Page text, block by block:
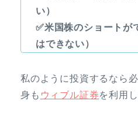
い）
✅米国株のショートが
はできない）
私のように投資するなら
身も ウィブル証券を利用